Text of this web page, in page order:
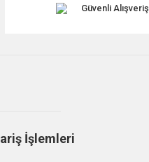
Güvenli Alışveriş
İşlemleri